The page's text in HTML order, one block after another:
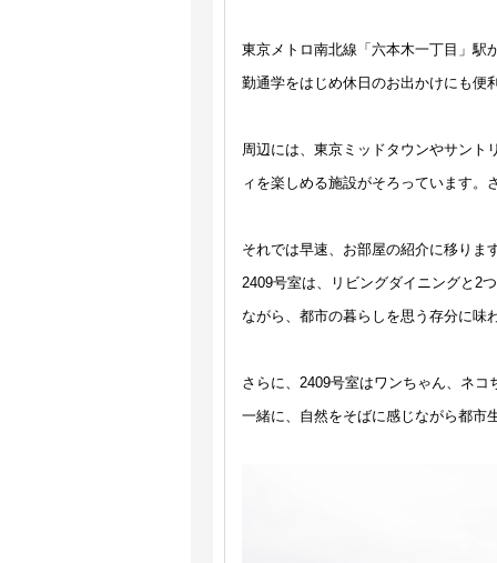
東京メトロ南北線「六本木一丁目」駅
勤通学をはじめ休日のお出かけにも便
周辺には、東京ミッドタウンやサント
ィを楽しめる施設がそろっています
それでは早速、お部屋の紹介に移りま
2409号室は、リビングダイニングと2
ながら、都市の暮らしを思う存分に味
さらに、2409号室はワンちゃん、ネ
一緒に、自然をそばに感じながら都市